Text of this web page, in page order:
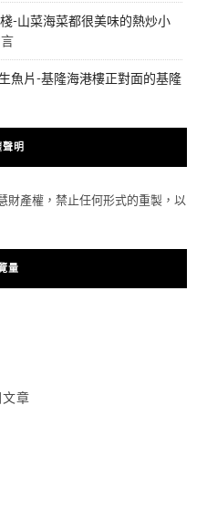
棧-山菜海菜都很美味的熱炒小
魚片-基隆海港樓正對面的基隆
明
財產權，禁止任何形式的重製，以
量
章